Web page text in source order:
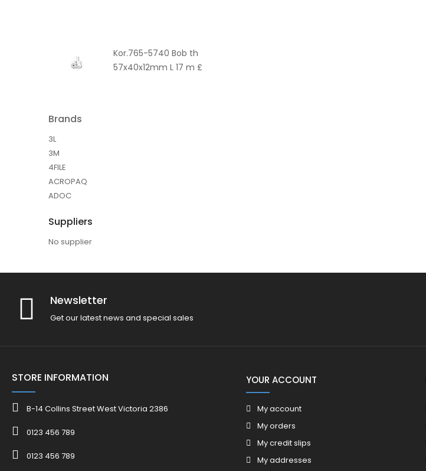
Kor.765-5740 Bob th
57x40x12mm L 17 m £
Brands
3L
3M
4FILE
ACROPAQ
ADOC
Suppliers
No supplier
Newsletter
Get our latest news and special sales
STORE INFORMATION
B-14 Collins Street West Victoria 2386
0123 456 789
0123 456 789
YOUR ACCOUNT
My account
My orders
My credit slips
My addresses